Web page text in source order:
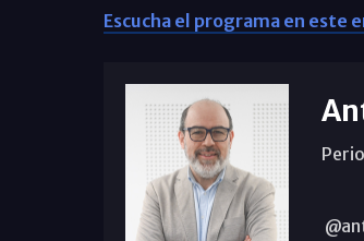
Escucha el programa en este